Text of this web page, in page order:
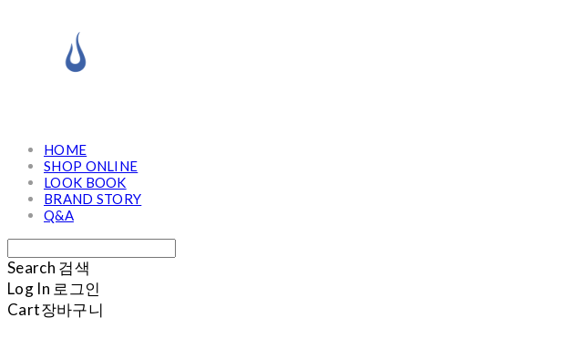
HOME
SHOP ONLINE
LOOK BOOK
BRAND STORY
Q&A
Search 검색
Log In 로그인
Cart장바구니